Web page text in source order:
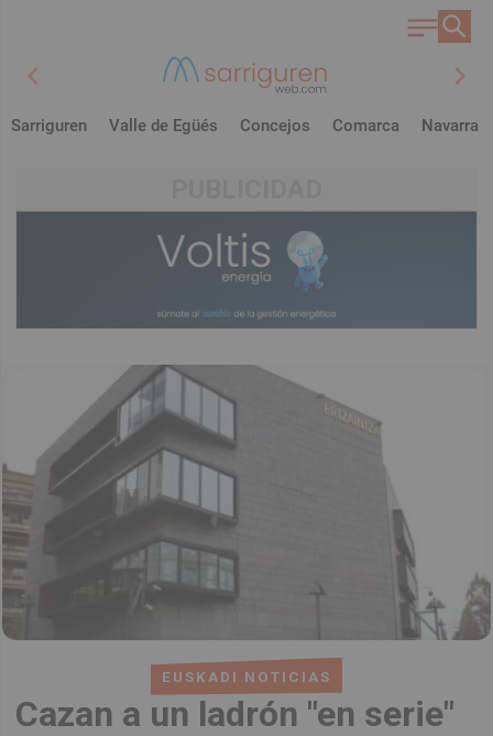
chevron_left chevron_right
Sarriguren Valle de Egüés Concejos Comarca Navarra
EUSKADI NOTICIAS
Cazan a un ladrón "en serie"